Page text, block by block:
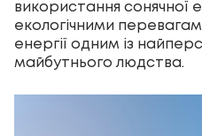
використання сонячної
екологічними
енергії одним із
майбутнього людства.